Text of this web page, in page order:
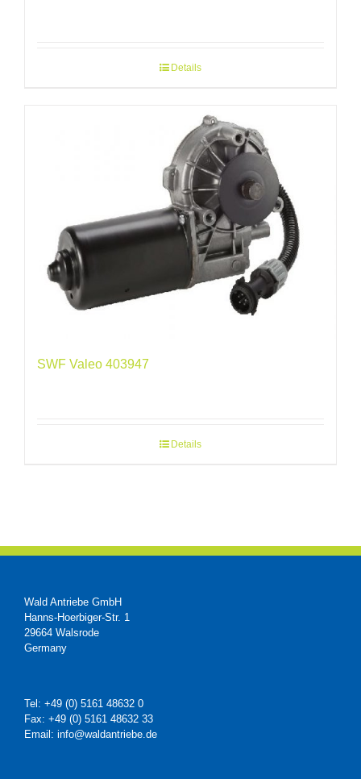
Details
SWF Valeo 403947
Details
Wald Antriebe GmbH
Hanns-Hoerbiger-Str. 1
29664 Walsrode
Germany
Tel: +49 (0) 5161 48632 0
Fax: +49 (0) 5161 48632 33
Email: info@waldantriebe.de